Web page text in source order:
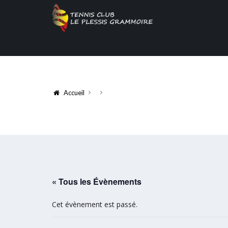
Accueil
« Tous les Évènements
Cet évènement est passé.